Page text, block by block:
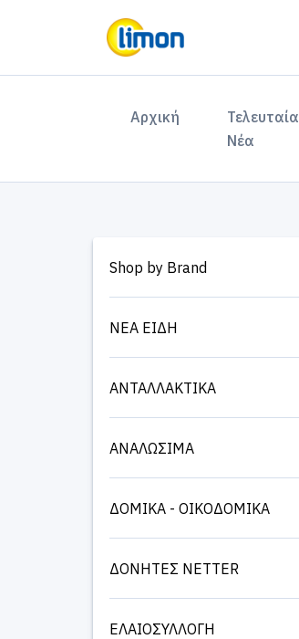
Αρχική (current)Τελευταία
Νέα
Shop by Brand
ΝΕΑ ΕΙΔΗ
ΑΝΤΑΛΛΑΚΤΙΚΑ
ΑΝΑΛΩΣΙΜΑ
ΔΟΜΙΚΑ - ΟΙΚΟΔΟΜΙΚΑ
ΔΟΝΗΤΕΣ NETTER
ΕΛΑΙΟΣΥΛΛΟΓΗ